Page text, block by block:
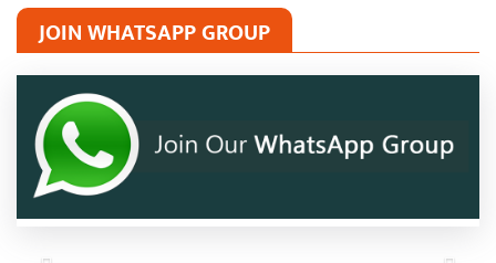
JOIN WHATSAPP GROUP